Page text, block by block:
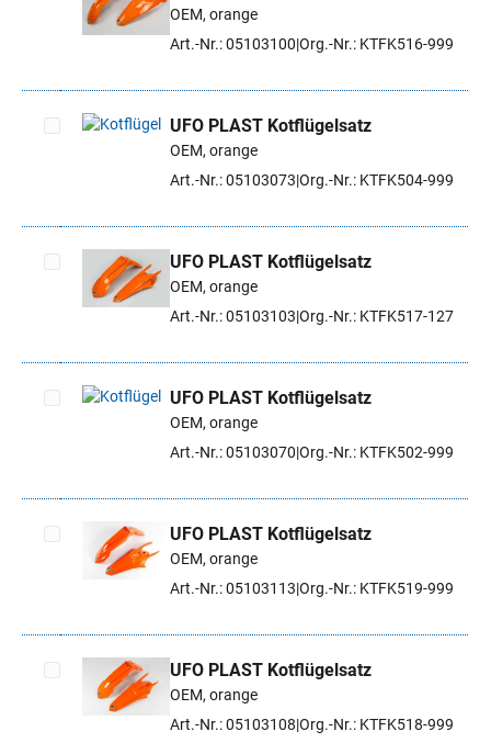
Artikel auswählen
OEM, orange
Art.-Nr.: 05103100 Org.-Nr.: KTFK516-999
Artikel auswählen
UFO PLAST Kotflügelsatz
OEM, orange
Art.-Nr.: 05103073 Org.-Nr.: KTFK504-999
Artikel auswählen
UFO PLAST Kotflügelsatz
OEM, orange
Art.-Nr.: 05103103 Org.-Nr.: KTFK517-127
Artikel auswählen
UFO PLAST Kotflügelsatz
OEM, orange
Art.-Nr.: 05103070 Org.-Nr.: KTFK502-999
Artikel auswählen
UFO PLAST Kotflügelsatz
OEM, orange
Art.-Nr.: 05103113 Org.-Nr.: KTFK519-999
Artikel auswählen
UFO PLAST Kotflügelsatz
OEM, orange
Art.-Nr.: 05103108 Org.-Nr.: KTFK518-999